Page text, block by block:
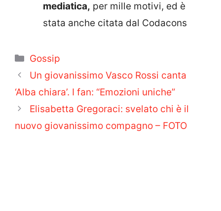
mediatica, per mille motivi, ed è
stata anche citata dal Codacons
Categorie
Gossip
Un giovanissimo Vasco Rossi canta
‘Alba chiara’. I fan: “Emozioni uniche”
Elisabetta Gregoraci: svelato chi è il
nuovo giovanissimo compagno – FOTO